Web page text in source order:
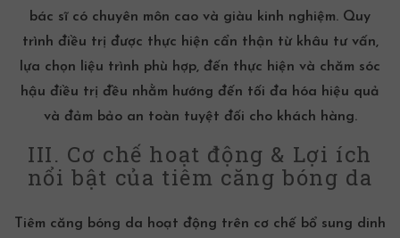
bác sĩ có chuyên môn cao và giàu kinh nghiệm. Quy
trình điều trị được thực hiện cẩn thận từ khâu tư vấn,
lựa chọn liệu trình phù hợp, đến thực hiện và chăm sóc
hậu điều trị đều nhằm hướng đến tối đa hóa hiệu quả
và đảm bảo an toàn tuyệt đối cho khách hàng.
III. Cơ chế hoạt động & Lợi ích
nổi bật của tiêm căng bóng da
Tiêm căng bóng da hoạt động trên cơ chế bổ sung dinh